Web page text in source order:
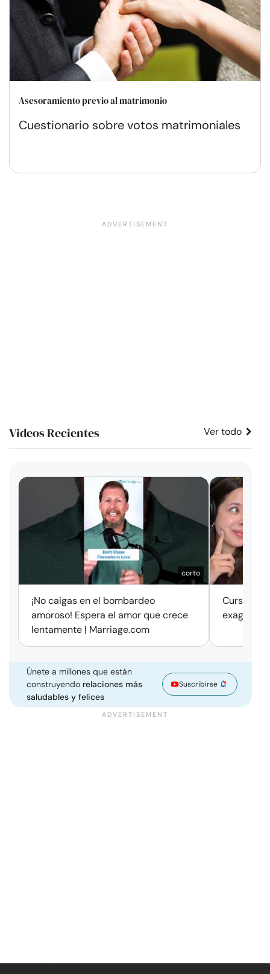
Asesoramiento previo al matrimonio
Cuestionario sobre votos matrimoniales
Videos Recientes Ver todo
corto
¡No caigas en el bombardeo
amoroso! Espera el amor que crece
lentamente | Marriage.com
Cursos
Únete a millones que están
construyendo relaciones más
saludables y felices
Suscribirse